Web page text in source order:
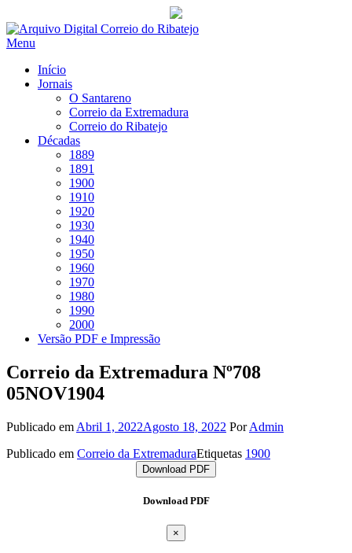
Saltar
para
Menu
Início
Jornais
O Santareno
Correio da Extremadura
Correio do Ribatejo
Décadas
1889
1891
1900
1910
1920
1930
1940
1950
1960
1970
1980
1990
2000
Versão PDF e Impressão
Correio da Extremadura Nº708
05NOV1904
Publicado em Abril 1, 2022Agosto 18, 2022 PorAdmin
Publicado em Correio da ExtremaduraEtiquetas 1900
Download PDF
Download PDF
×